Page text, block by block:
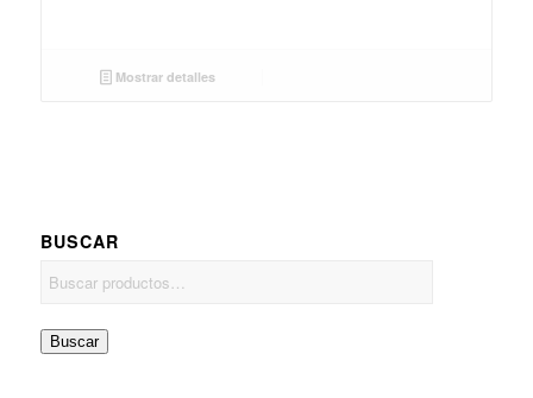
Mostrar detalles
BUSCAR
Buscar